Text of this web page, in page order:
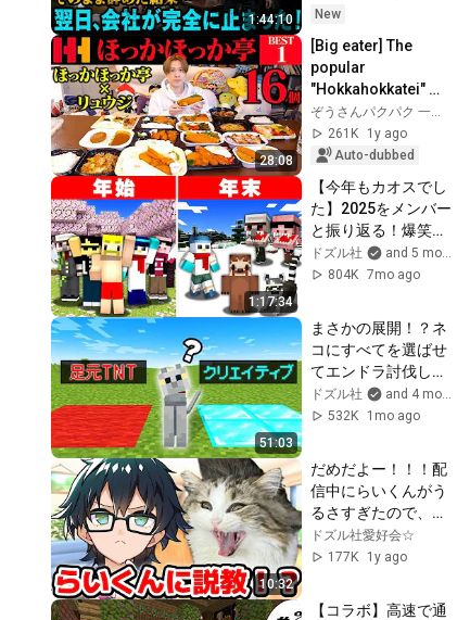
1:44:10
てきた。そのまま辞
めた結果
New
28:08
[Big eater] The
popular
"Hokkahokkatei"
general election! ️
My honest
impressions after
trying al...
ぞうさんパクパク 一人でできるもん
261K
1y ago
Auto-dubbed
1:17:34
【今年もカオスでし
た】2025をメンバー
と振り返る！爆笑シ
ーンTOP10！
ドズル社
and 5 more
804K 7mo ago
51:03
まさかの展開！？ネ
コにすべてを選ばせ
てエンドラ討伐して
みた【マイクラ】
ドズル社
and 4 more
532K
1mo ago
10:32
だめだよー！！！配
信中にらいくんがう
るさすぎたので、お
んりーが、説教する
珍しい瞬
ル社/切り抜き】
ドズル社愛好会☆
177K
1y ago
【コラボ】高速で通